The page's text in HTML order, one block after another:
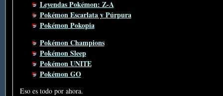
Leyendas Pokémon: Z-A
Pokémon Escarlata y Púrpura
Pokémon Pokopia
Pokémon Champions
Pokémon Sleep
Pokémon UNITE
Pokémon GO
Eso es todo por ahora.